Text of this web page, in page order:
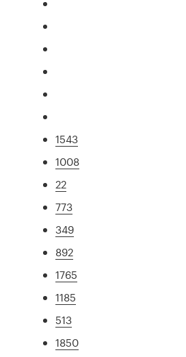
1543
1008
22
773
349
892
1765
1185
513
1850